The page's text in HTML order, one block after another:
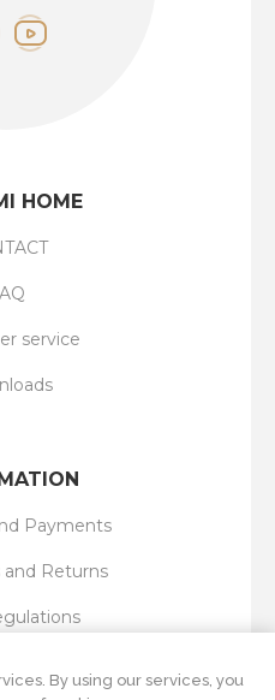
HOME
service
Payments
Returns
By using our services, you